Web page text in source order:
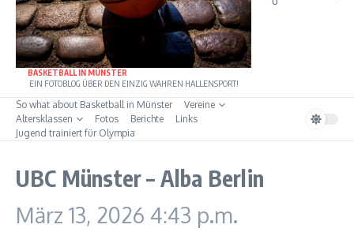
BASKETBALL IN MÜNSTER
EIN FOTOBLOG ÜBER DEN EINZIG WAHREN HALLENSPORT!
So what about Basketball in Münster
Vereine
Altersklassen
Fotos Berichte
Links
Jugend trainiert für Olympia
UBC Münster – Alba Berlin
März 13, 2026 4:43 p.m.